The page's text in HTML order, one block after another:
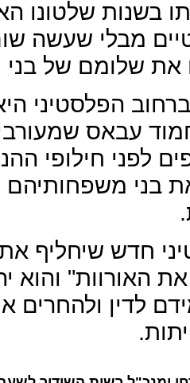
בשנות שלטונו
מבלי שעשה
את שלומם של
הפלסטיני
עבאס
לפני חילופי
בני משפחותיהם
חדש שיחליף
האורוות" והוא
לדין